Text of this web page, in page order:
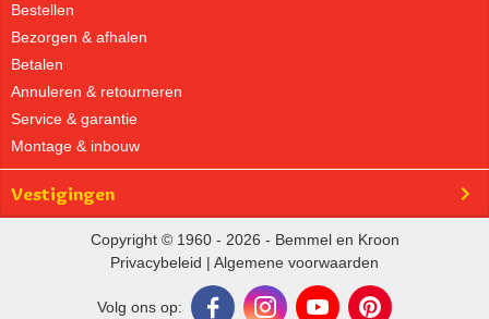
Bestellen
Bezorgen & afhalen
Betalen
Annuleren & retourneren
Service & garantie
Montage & inbouw
Vestigingen
Copyright © 1960 - 2026 - Bemmel en Kroon
Privacybeleid | Algemene voorwaarden
Volg ons op: